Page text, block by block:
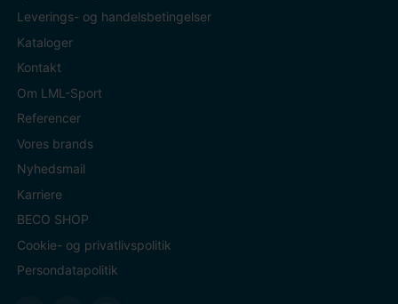
Leverings- og handelsbetingelser
Kataloger
Kontakt
Om LML-Sport
Referencer
Vores brands
Nyhedsmail
Karriere
BECO SHOP
Cookie- og privatlivspolitik
Persondatapolitik